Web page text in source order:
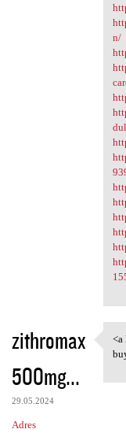
n/
zithromax
500mg...
29.05.2024
Adres
<a
<a